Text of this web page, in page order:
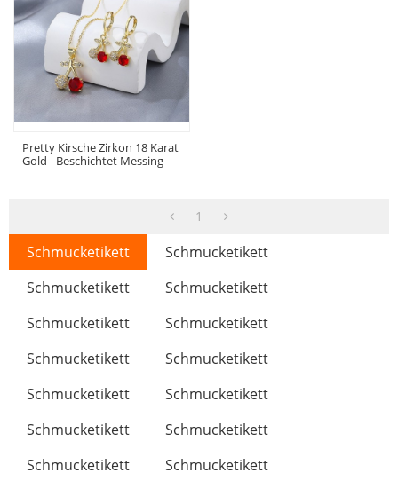
Pretty Kirsche Zirkon 18 Karat
Gold - Beschichtet Messing
1
Schmucketikett
Schmucketikett
Schmucketikett
Schmucketikett
Schmucketikett
Schmucketikett
Schmucketikett
Schmucketikett
Schmucketikett
Schmucketikett
Schmucketikett
Schmucketikett
Schmucketikett
Schmucketikett